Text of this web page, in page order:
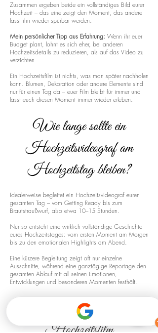
Zusammen ergeben beide ein vollständiges Bild eurer
Hochzeit – das eine zeigt den Moment, das andere
lässt ihn wieder spürbar werden.
Mein persönlicher Tipp aus Erfahrung: Wenn ihr euer
Budget plant, lohnt es sich eher, bei anderen
Hochzeitsdetails zu reduzieren, als auf das Video zu
verzichten.
Ein Hochzeitsfilm ist nichts, was man später nachholen
kann. Blumen, Dekoration oder andere Elemente sind
nur für einen Tag da – euer Film bleibt für immer und
lässt euch diesen Moment immer wieder erleben.
Wie lange sollte ein
Hochzeitsvideograf am
Hochzeitstag bleiben?
Idealerweise begleitet ein Hochzeitsvideograf euren
gesamten Tag – vom Getting Ready bis zum
Brautstraußwurf, also etwa 10–15 Stunden.
Nur so entsteht eine wirklich vollständige Geschichte
eures Hochzeitstages: vom ersten Moment am Morgen
bis zu den emotionalen Highlights am Abend.
Eine kürzere Begleitung zeigt oft nur einzelne
Ausschnitte, während eine ganztägige Reportage den
gesamten Ablauf mit all seinen Emotionen,
Entwicklungen und besonderen Momenten festhält.
Drohnenaufnahmen für euren